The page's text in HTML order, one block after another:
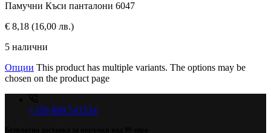
Памучни Къси панталони 6047
€ 8,18 (16,00 лв.)
5 налични
Опции This product has multiple variants. The options may be
chosen on the product page
+359 898 541534